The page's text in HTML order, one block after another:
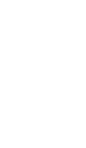
viser
redskaber
2024
yoga
nervesystem
for hvile